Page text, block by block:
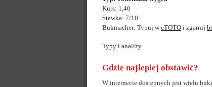
Kurs: 1,40
Stawka: 7/10
Bukmacher: Typuj weTOTO i zgarnij
Typy i analizy
Gdzie najlepiej obstawić?
W internecie dostępnych jest wielu